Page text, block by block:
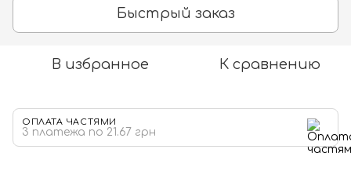
Быстрый заказ
В избранное К сравнению
ОПЛАТА ЧАСТЯМИ
3 платежа по 21.67 грн